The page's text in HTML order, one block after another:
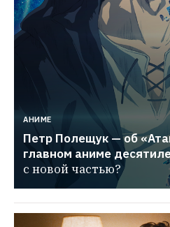
АНИМЕ
Петр Полещук — об
главном аниме
с новой частью?